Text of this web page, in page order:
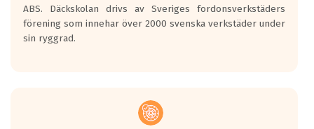
skall bromsa in på en väg där det ligger
0.5-1.5 mm vatten.
I 80km/h kommer skillnaden på
Vid körning i över 50km/h brukar
ABS. Däckskolan drivs av Sveriges fordonsverkstäders
förening som innehar över 2000 svenska verkstäder under
sin ryggrad.